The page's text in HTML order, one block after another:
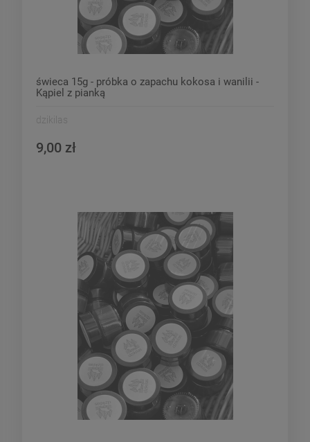
świeca 15g - próbka o zapachu kokosa i wanilii -
Kąpiel z pianką
dzikilas
9,00 zł